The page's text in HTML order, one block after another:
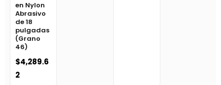
en Nylon
Abrasivo
de 18
pulgadas
(Grano
46)
$4,289.6
2